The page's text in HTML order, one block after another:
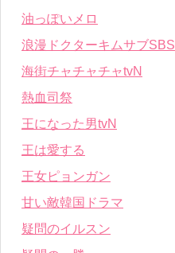
油っぽいメロ
浪漫ドクターキムサブSBS
海街チャチャチャtvN
熱血司祭
王になった男tvN
王は愛する
王女ピョンガン
甘い敵韓国ドラマ
疑問のイルスン